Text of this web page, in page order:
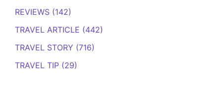
REVIEWS (142)
TRAVEL ARTICLE (442)
TRAVEL STORY (716)
TRAVEL TIP (29)